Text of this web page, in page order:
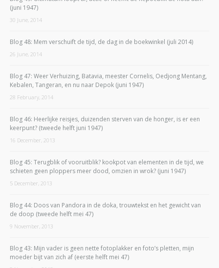
(juni 1947)
30 June, 2014
Blog 48: Mem verschuift de tijd, de dag in de boekwinkel (juli 2014)
26 June, 2014
Blog 47: Weer Verhuizing, Batavia, meester Cornelis, Oedjong Mentang,
Kebalen, Tangeran, en nu naar Depok (juni 1947)
28 February, 2014
Blog 46: Heerlijke reisjes, duizenden sterven van de honger, is er een
keerpunt? (tweede helft juni 1947)
16 December, 2013
Blog 45: Terugblik of vooruitblik? kookpot van elementen in de tijd, we
schieten geen ploppers meer dood, omzien in wrok? (juni 1947)
5 December, 2013
Blog 44: Doos van Pandora in de doka, trouwtekst en het gewicht van
de doop (tweede helft mei 47)
9 November, 2013
Blog 43: Mijn vader is geen nette fotoplakker en foto’s pletten, mijn
moeder bijt van zich af (eerste helft mei 47)